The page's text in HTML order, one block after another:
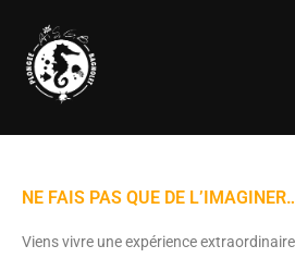
NE FAIS PAS QUE DE
Viens vivre une expérience